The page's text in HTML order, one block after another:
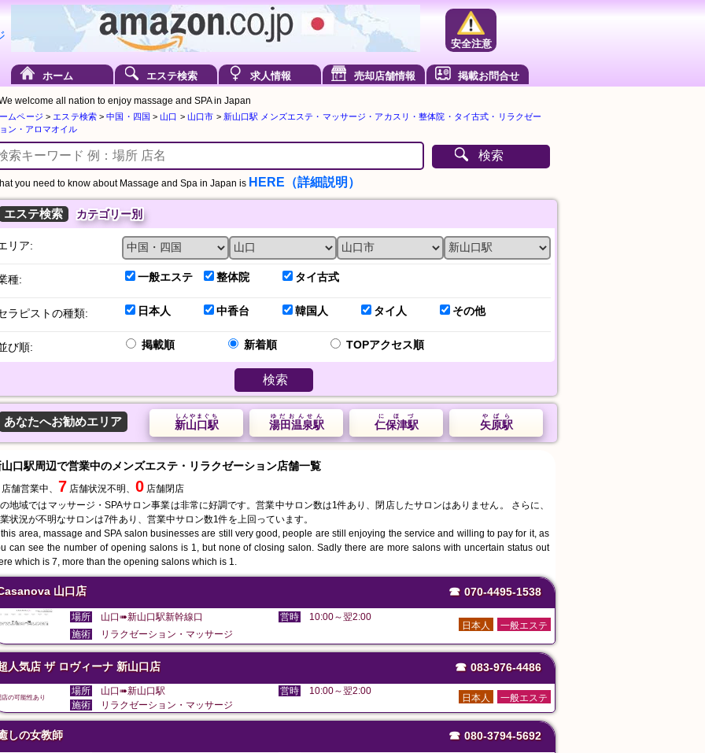
安全注意
ホーム エステ検索 求人情報 売却店舗情報 掲載お問合せ
welcome all nation to enjoy massage and SPA in Japan
ムページ > エステ検索>中国・四国 >山口 > 山口市 > 新山口駅 メンズエステ・マッサージ・アカスリ・整体院・タイ古式・リラクゼー
ン・アロマオイル
検索
you need to know about Massage and Spa in Japan is HERE（詳細説明）
エステ検索 カテゴリー別
リア:
種: 一般エステ 整体院 タイ古式
ラピストの種類: 日本人 中香台 韓国人 タイ人 その他
び順: 掲載順 新着順 TOPアクセス順
検索
あなたへお勧めエリア 矢原駅
やばら
仁保津駅
にほづ
湯田温泉駅
ゆだおんせん
新山口駅
しんやまぐち
山口駅周辺で営業中のメンズエステ・リラクゼーション店舗一覧
店舗営業中、 7 店舗状況不明、 0 店舗閉店
地域ではマッサージ・SPAサロン事業は非常に好調です。営業中サロン数は1件あり、閉店したサロンはありません。 さらに、
状況が不明なサロンは7件あり、営業中サロン数1件を上回っています。
this area, massage and SPA salon businesses are still very good, people are still enjoying the service and willing to pay for it, as
can see the number of opening salons is 1, but none of closing salon. Sadly there are more salons with uncertain status out
which is 7, more than the opening salons which is 1.
山口店 ☎ 070-4495-1538
場所 山口➠新山口駅新幹線口 営時 10:00～翌2:00
一般エステ
日本人
施術 リラクゼーション・マッサージ
人気店 ザ ロヴィーナ 新山口店 ☎ 083-976-4486
店の可能性あり
場所 山口➠新山口駅 営時 10:00～翌2:00
一般エステ
日本人
施術 リラクゼーション・マッサージ
しの女教師 ☎ 080-3794-5692